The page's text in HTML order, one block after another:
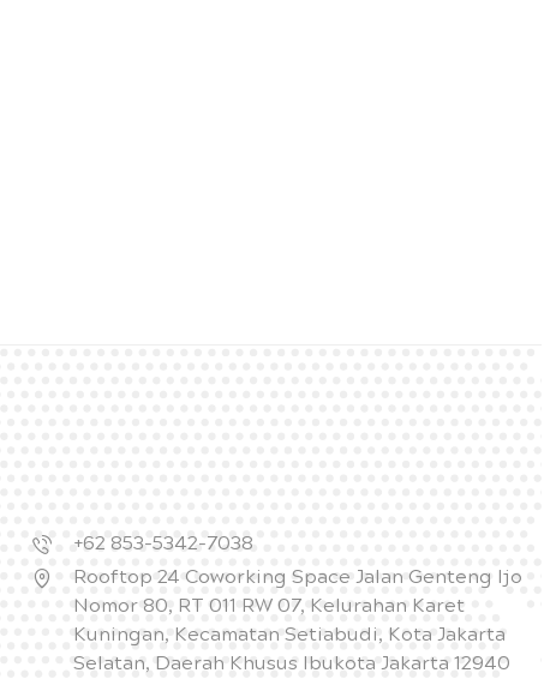
+62 853-5342-7038
Rooftop 24 Coworking Space Jalan Genteng Ijo
Nomor 80, RT 011 RW 07, Kelurahan Karet
Kuningan, Kecamatan Setiabudi, Kota Jakarta
Selatan, Daerah Khusus Ibukota Jakarta 12940